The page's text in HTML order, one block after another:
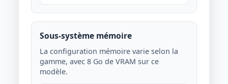
Sous-système mémoire
La configuration mémoire varie selon la
gamme, avec 8 Go de VRAM sur ce
modèle.